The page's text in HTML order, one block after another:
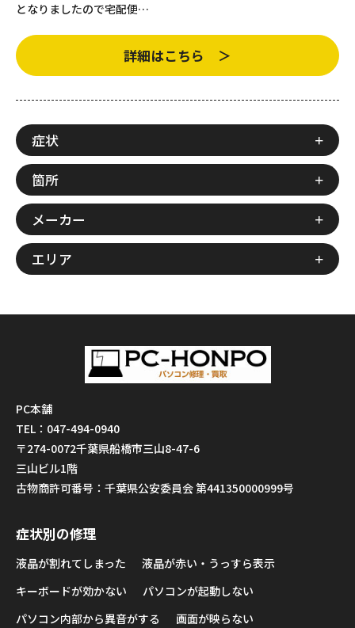
となりましたので宅配便…
詳細はこちら ＞
症状
箇所
メーカー
エリア
PC本舗
TEL：047-494-0940
〒274-0072千葉県船橋市三山8-47-6
三山ビル1階
古物商許可番号：千葉県公安委員会 第441350000999号
症状別の修理
液晶が割れてしまった
液晶が赤い・うっすら表示
キーボードが効かない
パソコンが起動しない
パソコン内部から異音がする
画面が映らない